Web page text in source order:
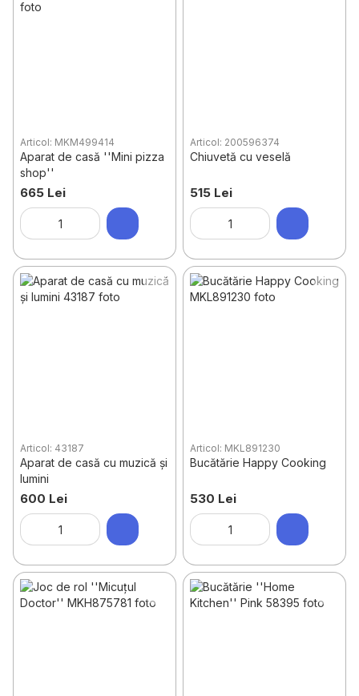
Articol: MKM499414
Aparat de casă ''Mini pizza
shop''
665 Lei
Articol: 200596374
Chiuvetă cu veselă
515 Lei
Articol: 43187
Aparat de casă cu muzică și
lumini
600 Lei
Articol: MKL891230
Bucătărie Happy Cooking
530 Lei